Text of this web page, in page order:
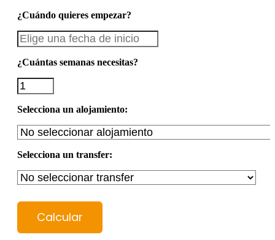
¿Cuándo quieres empezar?
¿Cuántas semanas necesitas?
Selecciona un alojamiento:
Selecciona un transfer:
Calcular